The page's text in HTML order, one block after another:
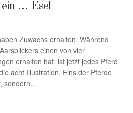
ein … Esel
Zuwachs erhalten. Während
einen von vier
erhalten hat, ist jetzt jedes Pferd
acht Illustration. Eins der Pferde
sondern...